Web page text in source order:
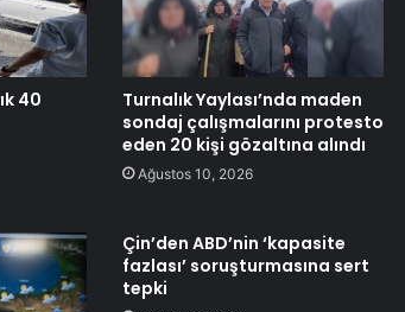
40
Turnalık Yaylası’nda maden
sondaj çalışmalarını protesto
eden 20 kişi gözaltına alındı
Ağustos 10, 2026
Çin’den ABD’nin ‘kapasite
fazlası’ soruşturmasına sert
tepki